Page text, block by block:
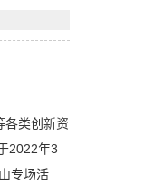
类创新资
2022年3
专场活